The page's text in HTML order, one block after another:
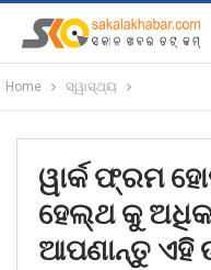
Home ସ୍ୱାସ୍ଥ୍ୟ
ୱାର୍କ ଫ୍ରମ
ହେଲ୍ଥ କୁ
ଆପଣାନ୍ତୁ ଏହି